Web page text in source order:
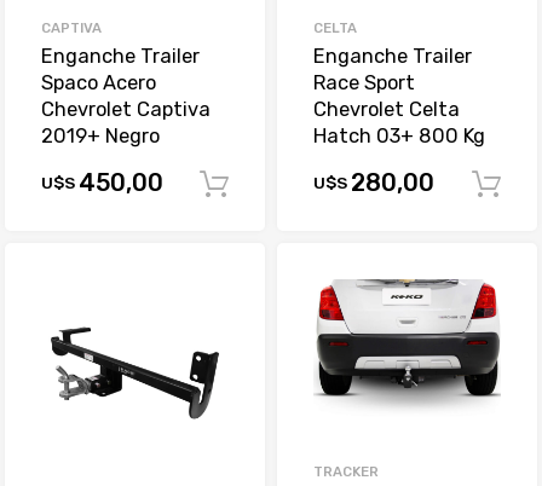
CAPTIVA
Enganche Trailer
Spaco Acero
Chevrolet Captiva
2019+ Negro
U$S 450,00 Comprar
CELTA
Enganche Trailer
Race Sport
Chevrolet Celta
Hatch 03+ 800 Kg
U$S 280,00
TRACKER